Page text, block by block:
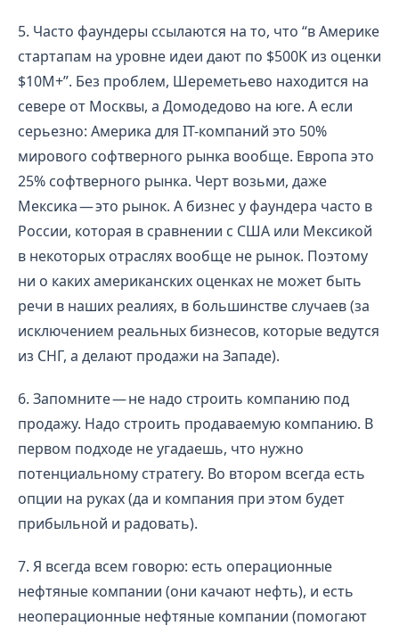
5. Часто фаундеры ссылаются на то, что “в Америке
стартапам на уровне идеи дают по $500K из оценки
$10M+”. Без проблем, Шереметьево находится на
севере от Москвы, а Домодедово на юге. А если
серьезно: Америка для IT-компаний это 50%
мирового софтверного рынка вообще. Европа это
25% софтверного рынка. Черт возьми, даже
Мексика — это рынок. А бизнес у фаундера часто в
России, которая в сравнении с США или Мексикой
в некоторых отраслях вообще не рынок. Поэтому
ни о каких американских оценках не может быть
речи в наших реалиях, в большинстве случаев (за
исключением реальных бизнесов, которые ведутся
из СНГ, а делают продажи на Западе).
6. Запомните — не надо строить компанию под
продажу. Надо строить продаваемую компанию. В
первом подходе не угадаешь, что нужно
потенциальному стратегу. Во втором всегда есть
опции на руках (да и компания при этом будет
прибыльной и радовать).
7. Я всегда всем говорю: есть операционные
нефтяные компании (они качают нефть), и есть
неоперационные нефтяные компании (помогают